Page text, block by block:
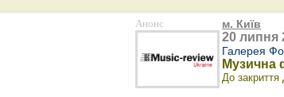
Анонс м. Київ
20 липня
Галерея
Музична
До закриття